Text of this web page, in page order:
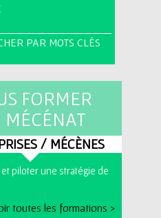
PAR MOTS CLÉS
FORMER
MÉCÉNAT
/ MÉCÈNES
piloter une stratégie de
toutes les formations >